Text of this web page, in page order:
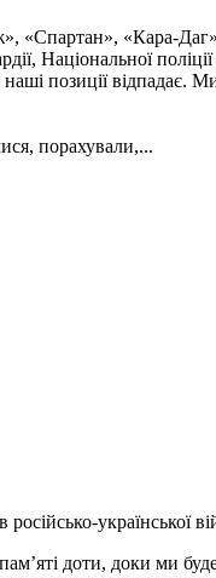
«Спартан», «Кара-
Національної
позиції відпадає.
порахували,...
української
доти, доки ми